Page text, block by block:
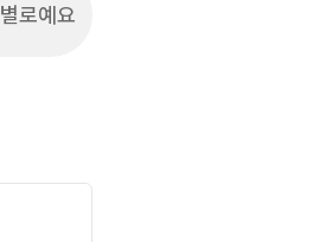
별로예요